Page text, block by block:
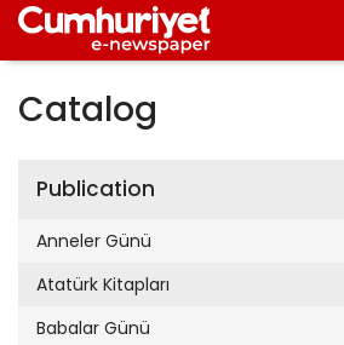
Catalog
Publication
Anneler Günü
Atatürk Kitapları
Babalar Günü